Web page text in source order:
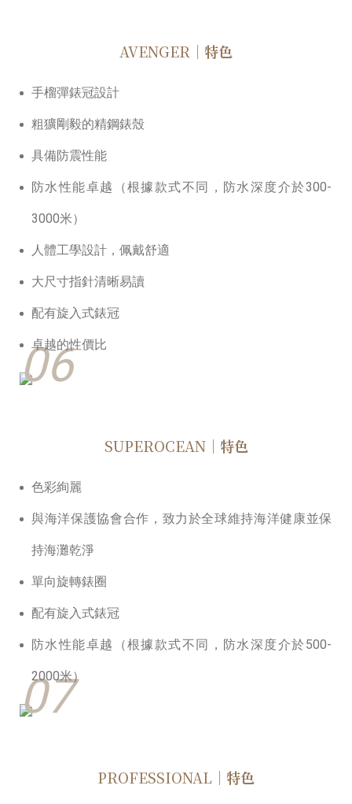
06
AVENGER ｜特色
⼿榴彈錶冠設計
粗獷剛毅的精鋼錶殼
具備防震性能
防⽔性能卓越（根據款式不同，防⽔深度介於300-
3000米）
⼈體⼯學設計，佩戴舒適
⼤尺⼨指針清晰易讀
配有旋入式錶冠
卓越的性價比
07
SUPEROCEAN｜特色
⾊彩絢麗
與海洋保護協會合作，致⼒於全球維持海洋健康並保
持海灘乾淨
單向旋轉錶圈
配有旋入式錶冠
防水性能卓越（根據款式不同，防水深度介於500-
2000米）
PROFESSIONAL ｜特色